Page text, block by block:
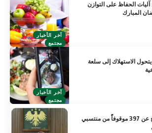
آخر الأخبار
مجتمع
الحفاظ على التوازن
المبارك
آخر الأخبار
مجتمع
الاستهلاك إلى سلعة
الحكومة السورية تفرج عن 397 موقوفاًً من منتسبي